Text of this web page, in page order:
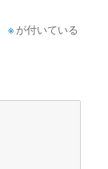
※ が付いている